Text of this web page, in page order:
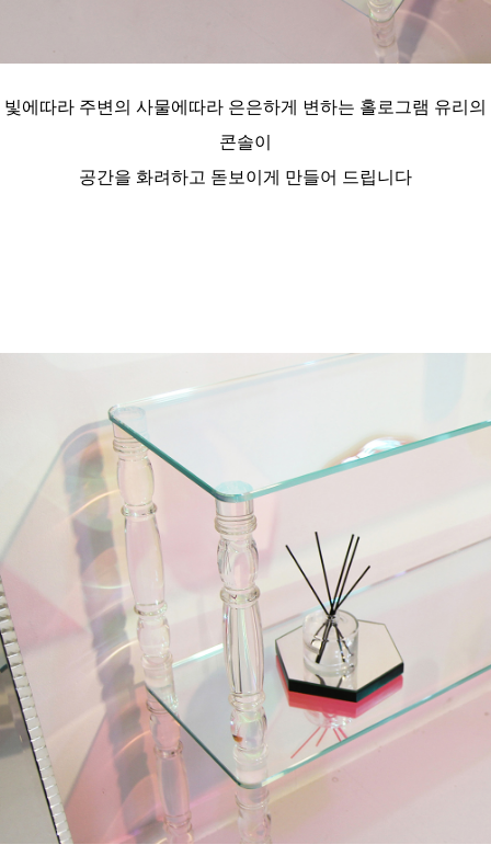
빛에따라 주변의 사물에따라 은은하게 변하는 홀로그램 유리의
콘솔이
공간을 화려하고 돋보이게 만들어 드립니다